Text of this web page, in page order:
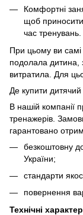
Комфортні
щоб
час тренувань.
При цьому ви самі
подолала дитина,
витратила. Для
Де купити
В нашій компанії
тренажерів.
гарантовано
безкоштовну
України;
стандарти
повернення
Технічні